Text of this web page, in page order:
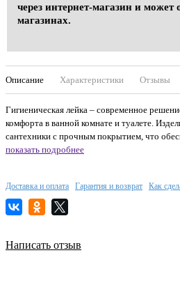
через интернет-магазин и может
магазинах.
Описание Характеристики Отзывы
Гигиеническая лейка – современное
комфорта в ванной комнате и туалете.
сантехники с прочным покрытием, что
показать подробнее
Доставка и оплата Гарантия и возврат Как
Написать отзыв